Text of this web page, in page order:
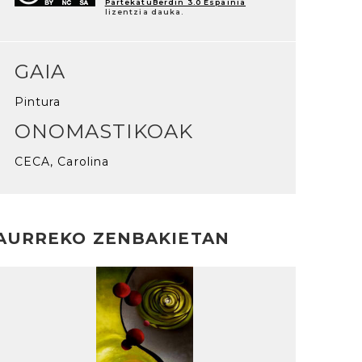
PartekatuBerdin 3.0 Espainia
lizentzia dauka.
GAIA
Pintura
ONOMASTIKOAK
CECA, Carolina
ZENBAKIETAN